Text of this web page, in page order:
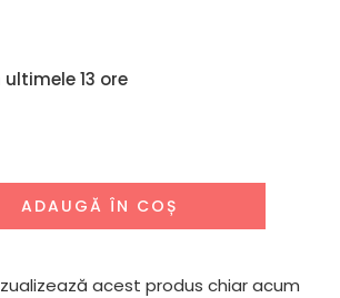
13 ore
ADAUGĂ ÎN COȘ
acest produs chiar acum